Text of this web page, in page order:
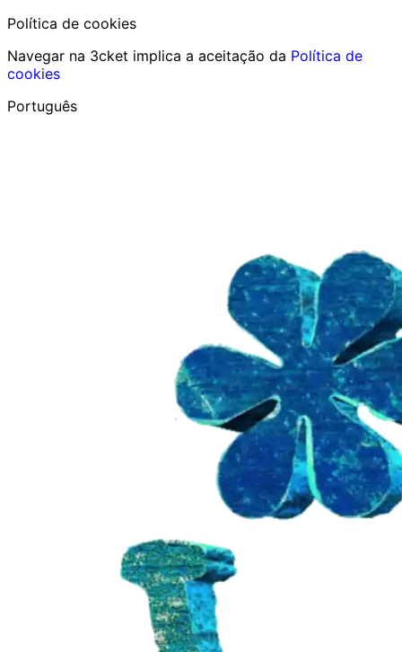
Política de cookies
Navegar na 3cket implica a aceitação da Política de
cookies
Português